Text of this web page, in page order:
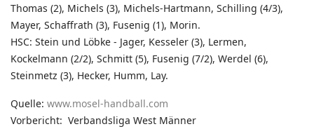
Thomas (2), Michels (3), Michels-Hartmann, Schilling (4/3),
Mayer, Schaffrath (3), Fusenig (1), Morin.
HSC: Stein und Löbke - Jager, Kesseler (3), Lermen,
Kockelmann (2/2), Schmitt (5), Fusenig (7/2), Werdel (6),
Steinmetz (3), Hecker, Humm, Lay.
Quelle: www.mosel-handball.com
Vorbericht: Verbandsliga West Männer